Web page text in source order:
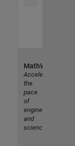
MathWorks
Accelerating
the
pace
of
engineering
and
science